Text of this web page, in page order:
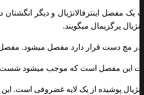
مفصل اینترفالانژیال و دیگر
پرگزیمال میگویند.
پوشیده از یک لایه غضروفی